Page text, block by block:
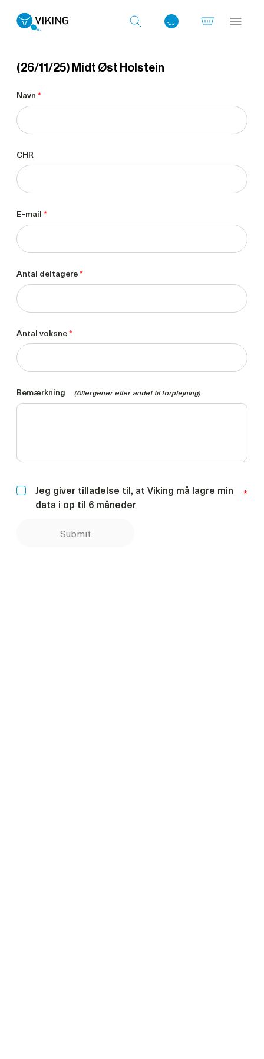
(26/11/25) Midt Øst Holstein
Navn*
CHR
E-mail*
Antal deltagere*
Antal voksne*
Bemærkning (Allergener eller andet til forplejning)
Jeg giver tilladelse til, at Viking må lagre min
data i op til 6 måneder
*
Submit